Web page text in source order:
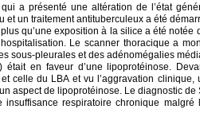
a présenté une altération de l’état
et un traitement antituberculeux a été
qu’une exposition à la silice a été
Le scanner thoracique a
sous-pleurales et des adénomégalies
était en faveur d’une lipoprotéinose.
celle du LBA et vu l’aggravation
aspect de lipoprotéinose. Le diagnostic de
insuffisance respiratoire chronique